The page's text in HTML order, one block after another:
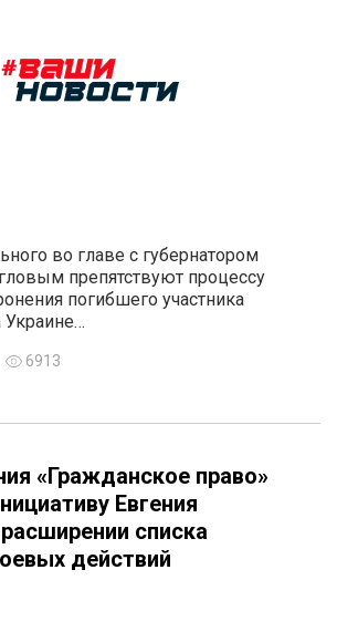
во главе с губернатором
препятствуют процессу
погибшего участника
Украине…
6913
«Гражданское право»
Евгения
списка
действий